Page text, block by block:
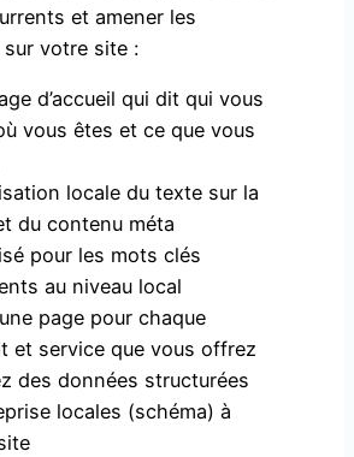
et amener les
votre site :
d’accueil qui dit qui vous
vous êtes et ce que vous
locale du texte sur la
du contenu méta
pour les mots clés
au niveau local
page pour chaque
et service que vous offrez
des données structurées
locales (schéma) à